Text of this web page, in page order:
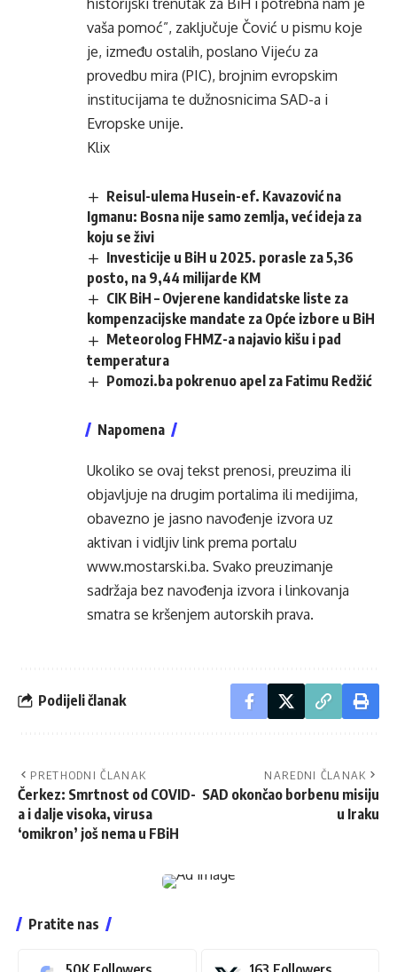
historijski trenutak za BiH i potrebna nam je
vaša pomoć”, zaključuje Čović u pismu koje
je, između ostalih, poslano Vijeću za
provedbu mira (PIC), brojnim evropskim
institucijama te dužnosnicima SAD-a i
Evropske unije.
Klix
Reisul-ulema Husein-ef. Kavazović na
Igmanu: Bosna nije samo zemlja, već ideja za
koju se živi
Investicije u BiH u 2025. porasle za 5,36
posto, na 9,44 milijarde KM
CIK BiH – Ovjerene kandidatske liste za
kompenzacijske mandate za Opće izbore u BiH
Meteorolog FHMZ-a najavio kišu i pad
temperatura
Pomozi.ba pokrenuo apel za Fatimu Redžić
Napomena
Ukoliko se ovaj tekst prenosi, preuzima ili
objavljuje na drugim portalima ili medijima,
obavezno je jasno navođenje izvora uz
aktivan i vidljiv link prema portalu
www.mostarski.ba. Svako preuzimanje
sadržaja bez navođenja izvora i linkovanja
smatra se kršenjem autorskih prava.
Podijeli članak
PRETHODNI ČLANAK
Čerkez: Smrtnost od COVID-
a i dalje visoka, virusa
‘omikron’ još nema u FBiH
NAREDNI ČLANAK
SAD okončao borbenu misiju
u Iraku
Pratite nas